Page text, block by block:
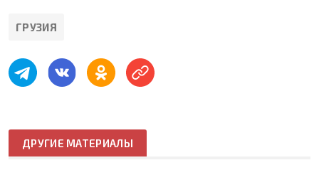
ГРУЗИЯ
ДРУГИЕ МАТЕРИАЛЫ